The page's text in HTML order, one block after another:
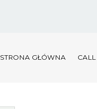
STRONA GŁÓWNA